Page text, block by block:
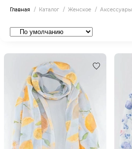
Главная Каталог Женское Аксессуары